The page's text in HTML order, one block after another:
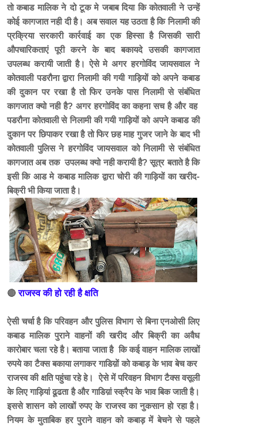
तो कबाड मालिक ने दो टूक मे जबाब दिया कि कोतवाली ने उन्हें
कोई कागजात नही दी है। अब सवाल यह उठता है कि निलामी की
प्रक्रिया सरकारी कार्रवाई का एक हिस्सा है जिसकी सारी
औपचारिकताएं पूरी करने के बाद बकायदे उसकी कागजात
उपलब्ध करायी जाती है। ऐसे मे अगर हरगोविंद जायसवाल ने
कोतवाली पडरौना द्वारा निलामी की गयी गाड़ियों को अपने कबाड
की दुकान पर रखा है तो फिर उनके पास निलामी से संबंधित
कागजात क्यो नही है? अगर हरगोविंद का कहना सच है और वह
पडरौना कोतवाली से निलामी की गयी गाड़ियों को अपने कबाड की
दुकान पर छिपाकर रखा है तो फिर छह माह गुजर जाने के बाद भी
कोतवाली पुलिस ने हरगोविंद जायसवाल को निलामी से संबंधित
कागजात अब तक उपलब्ध क्यो नही करायी है? सूत्र बताते है कि
इसी कि आड मे कबाड मालिक द्वारा चोरी की गाड़ियों का खरीद-
बिक्री भी किया जाता है।
🔴राजस्व की हो रही है क्षति
ऐसी चर्चा है कि परिवहन और पुलिस विभाग से बिना एनओसी लिए
कबाड मालिक पुराने वाहनों की खरीद और बिक्री का अवैध
कारोबार चला रहे है। बताया जाता है कि कई वाहन मालिक लाखों
रुपये का टैक्स बकाया लगाकर गाडिय़ों को कबाड़ के भाव बेच कर
राजस्व की क्षति पहुंचा रहे हे। ऐसे में परिवहन विभाग टैक्स वसूली
के लिए गाड़ियां ढूढता है और गाडिय़ां स्क्रैप के भाव बिक जाती है।
इससे शासन को लाखों रुपए के राजस्व का नुकसान हो रहा है।
नियम के मुताबिक हर पुराने वाहन को कबाड़ में बेचने से पहले